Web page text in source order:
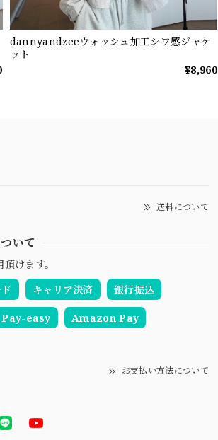
dannyandzeeウォッシュ加工シワ感ジャケ
ット
¥8,960
送料について
いて
けます。
キャリア決済 銀行振込
Pay-easy Amazon Pay
お支払い方法について